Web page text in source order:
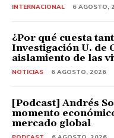
INTERNACIONAL 6 AGOSTO,
¿Por qué cuesta
Investigación U. de
aislamiento de las
NOTICIAS 6 AGOSTO, 2026
[Podcast] Andrés
momento
mercado global